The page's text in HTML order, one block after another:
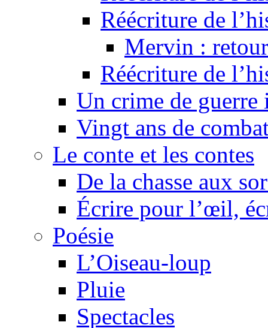
Réécriture de
Mervin :
Réécriture de
Un crime de guerre
Vingt ans de
Le conte et les contes
De la chasse aux
Écrire pour l’œil,
Poésie
L’Oiseau-loup
Pluie
Spectacles